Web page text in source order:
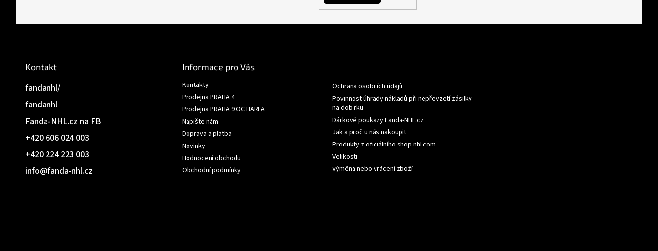
Kontakt
info@fanda-nhl.cz
+420 224 223 003
+420 606 024 003
Fanda-NHL.cz na FB
fandanhl
fandanhl/
Informace pro Vás
Kontakty
Prodejna PRAHA 4
Prodejna PRAHA 9 OC HARFA
Napište nám
Doprava a platba
Novinky
Hodnocení obchodu
Obchodní podmínky
Ochrana osobních údajů
Povinnost úhrady nákladů při nepřevzetí zásilky
na dobírku
Dárkové poukazy Fanda-NHL.cz
Jak a proč u nás nakoupit
Produkty z oficiálního shop.nhl.com
Velikosti
Výměna nebo vrácení zboží